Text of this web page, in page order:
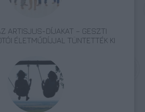
ARTISJUS-DÍJAKAT – GESZTI
ÉLETMŰDÍJJAL TÜNTETTÉK KI